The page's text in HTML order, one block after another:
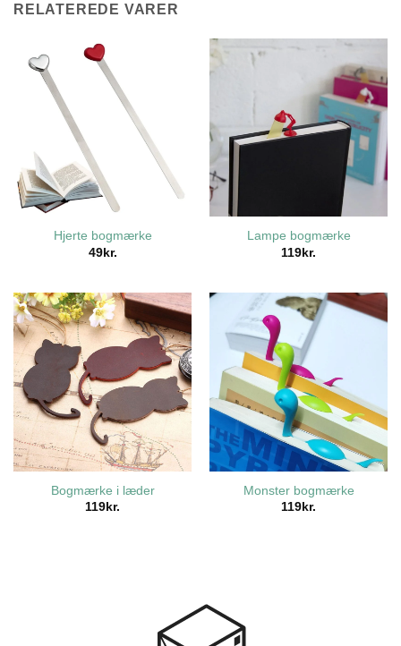
RELATEREDE VARER
Hjerte bogmærke
49kr.
Lampe bogmærke
119kr.
Bogmærke i læder
119 kr.
Monster bogmærke
119 kr.